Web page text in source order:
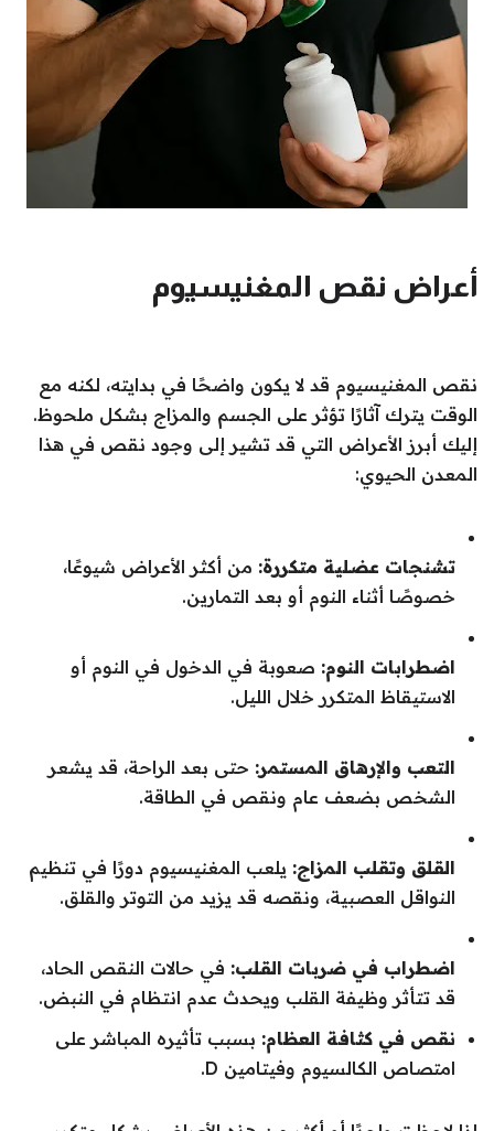
أعراض نقص المغنيسيوم
نقص المغنيسيوم قد لا يكون واضحًا في بدايته، لكنه مع
الوقت يترك آثارًا تؤثر على الجسم والمزاج بشكل ملحوظ.
إليك أبرز الأعراض التي قد تشير إلى وجود نقص في هذا
المعدن الحيوي:
تشنجات عضلية متكررة: من أكثر الأعراض شيوعًا،
خصوصًا أثناء النوم أو بعد التمارين.
اضطرابات النوم: صعوبة في الدخول في النوم أو
الاستيقاظ المتكرر خلال الليل.
التعب والإرهاق المستمر: حتى بعد الراحة، قد يشعر
الشخص بضعف عام ونقص في الطاقة.
القلق وتقلب المزاج: يلعب المغنيسيوم دورًا في تنظيم
النواقل العصبية، ونقصه قد يزيد من التوتر والقلق.
اضطراب في ضربات القلب: في حالات النقص الحاد،
قد تتأثر وظيفة القلب ويحدث عدم انتظام في النبض.
نقص في كثافة العظام: بسبب تأثيره المباشر على
امتصاص الكالسيوم وفيتامين D.